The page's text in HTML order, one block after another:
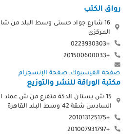
رواق الكتب
16 شارع جواد حسنى وسط البلد من
المركزي
+0223930303
+201500600033
صفحة الفيسبوك, صفحة الإنسجرام
مكتبة الوراقة للنشر والتوزيع
15 ش بستان الدكة متفرع من ش عماد
السادس شقة 42 وسط البلد القاهرة
+201013125175
+201007931797